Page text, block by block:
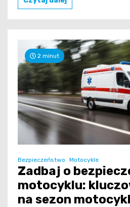
2 minut
Bezpieczeństwo Motocykle
Zadbaj o
motocyklu:
na sezon